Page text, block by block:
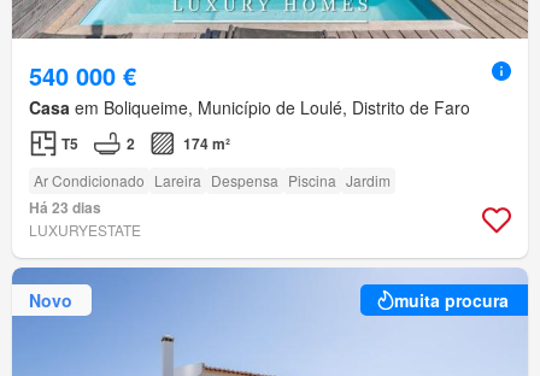
540 000 €
Casa em Boliqueime, Município de Loulé, Distrito de Faro
T5 2 174 m²
Ar Condicionado Lareira Despensa Piscina Jardim
Há 23 dias
LUXURYESTATE
Novo muita procura